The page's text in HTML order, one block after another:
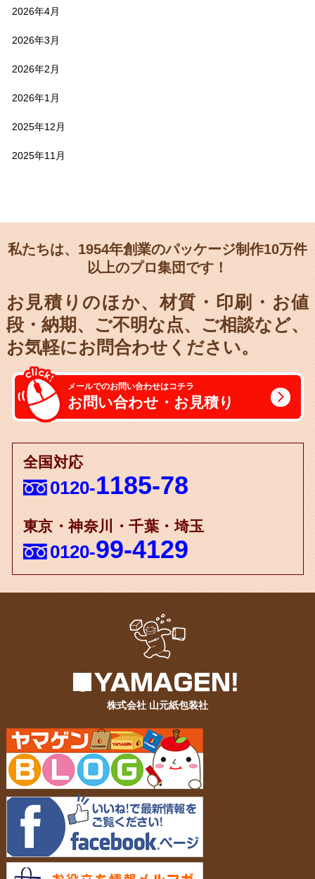
2026年4月
2026年3月
2026年2月
2026年1月
2025年12月
2025年11月
私たちは、1954年創業のパッケージ制作10万件
以上のプロ集団です！
お見積りのほか、材質・印刷・お値
段・納期、
ご不明な点、ご相談など、
お気軽にお問合わせください。
メールでのお問い合わせはコチラ
お問い合わせ・お見積り
全国対応
0120-1185-78
東京・神奈川・千葉・埼玉
0120-99-4129
株式会社 山元紙包装社